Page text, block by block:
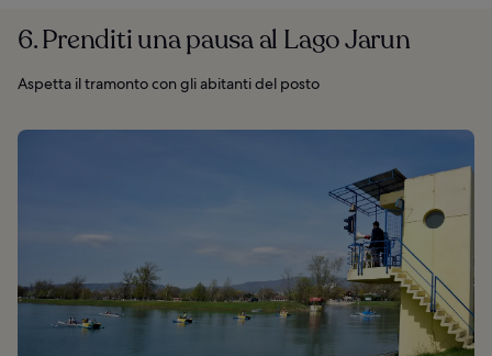
6. Prenditi una pausa al Lago Jarun
Aspetta il tramonto con gli abitanti del posto